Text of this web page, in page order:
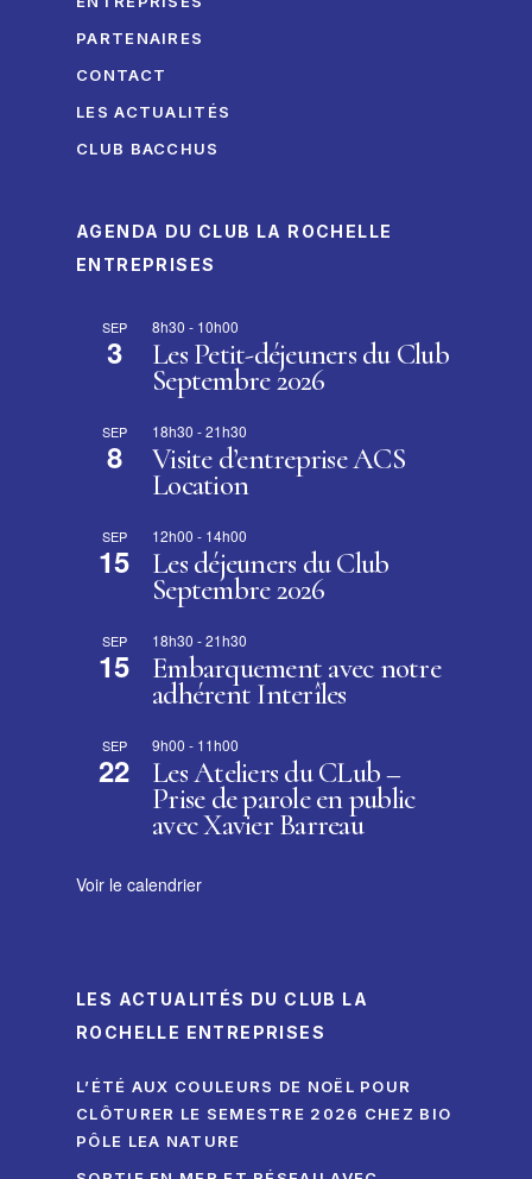
PARTENAIRES
CONTACT
LES ACTUALITÉS
CLUB BACCHUS
AGENDA DU CLUB LA ROCHELLE
ENTREPRISES
SEP
3
8h30 - 10h00
Les Petit-déjeuners du Club
Septembre 2026
SEP
8
18h30 -21h30
Visite d’entreprise ACS
Location
SEP
15
12h00 - 14h00
Les déjeuners du Club
Septembre 2026
SEP
15
18h30 -21h30
Embarquement avec notre
adhérent Interîles
SEP
22
9h00 - 11h00
Les Ateliers du CLub –
Prise de parole en public
avec Xavier Barreau
Voir le calendrier
LES ACTUALITÉS DU CLUB LA
ROCHELLE ENTREPRISES
L’ÉTÉ AUX COULEURS DE NOËL POUR
CLÔTURER LE SEMESTRE 2026 CHEZ BIO
PÔLE LEA NATURE